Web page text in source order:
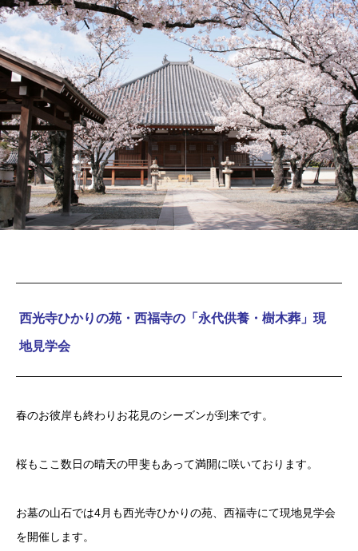
西光寺ひかりの苑・西福寺の「永代供養・樹木葬」現
地見学会
春のお彼岸も終わりお花見のシーズンが到来です。
桜もここ数日の晴天の甲斐もあって満開に咲いております。
お墓の山石では4月も西光寺ひかりの苑、西福寺にて現地見学会
を開催します。